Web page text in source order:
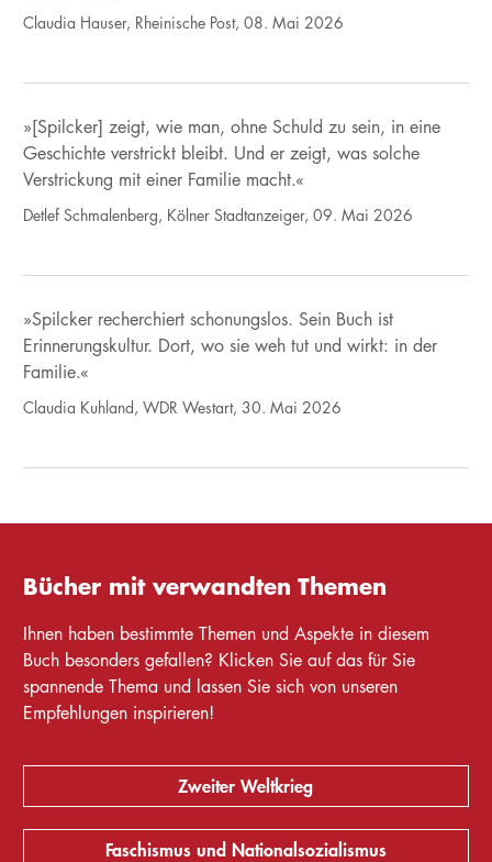
Claudia Hauser, Rheinische Post, 08. Mai 2026
»[Spilcker] zeigt, wie man, ohne Schuld zu sein, in eine
Geschichte verstrickt bleibt. Und er zeigt, was solche
Verstrickung mit einer Familie macht.«
Detlef Schmalenberg, Kölner Stadtanzeiger, 09. Mai 2026
»Spilcker recherchiert schonungslos. Sein Buch ist
Erinnerungskultur. Dort, wo sie weh tut und wirkt: in der
Familie.«
Claudia Kuhland, WDR Westart, 30. Mai 2026
Bücher mit verwandten Themen
Ihnen haben bestimmte Themen und Aspekte in diesem
Buch besonders gefallen? Klicken Sie auf das für Sie
spannende Thema und lassen Sie sich von unseren
Empfehlungen inspirieren!
Zweiter Weltkrieg
Faschismus und Nationalsozialismus